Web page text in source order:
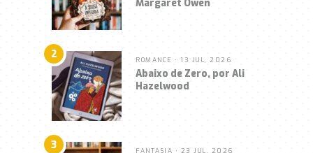
Margaret Owen
2 ROMANCE • 13 JUL, 2026
Abaixo de Zero, por Ali
Hazelwood
3 FANTASIA • 23 JUL, 2026